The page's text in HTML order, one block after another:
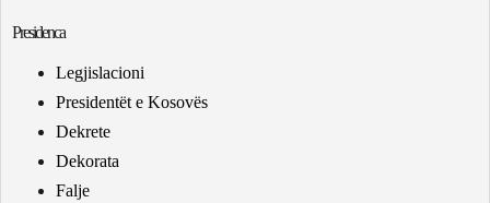
Presidenca
Legjislacioni
Presidentët e Kosovës
Dekrete
Dekorata
Falje